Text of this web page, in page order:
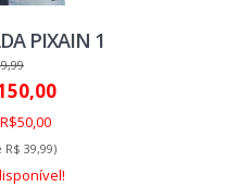
PIXAIN 1
39,99)